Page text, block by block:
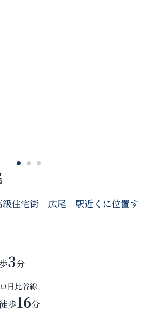
住宅街「広尾」駅近くに位置す
3分
日比谷線
歩16分